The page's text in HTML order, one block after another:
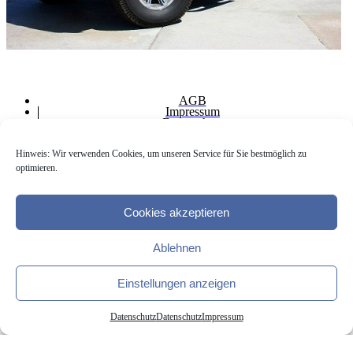
Hinweis: Wir verwenden Cookies, um unseren Service für Sie bestmöglich zu
optimieren.
Cookies akzeptieren
Ablehnen
Einstellungen anzeigen
DatenschutzDatenschutzImpressum
AGB
Impressum
Datenschutz
Blog
© copyright 2018 Den richtigen Strippper mieten